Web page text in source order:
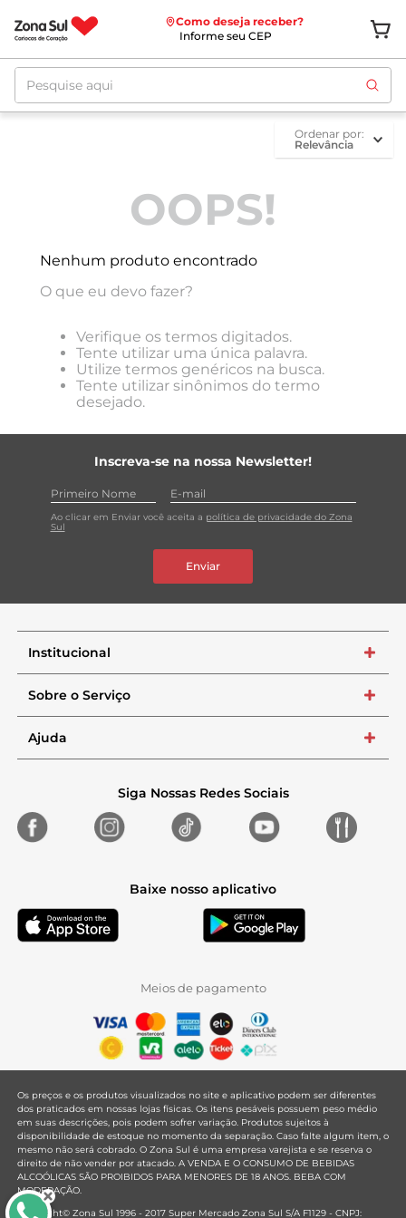
Como deseja receber?
Informe seu CEP
Pesquise aqui
ordenar por
Relevância
OOPS!
Nenhum produto encontrado
O que eu devo fazer?
Verifique os termos digitados.
Tente utilizar uma única palavra.
Utilize termos genéricos na busca.
Tente utilizar sinônimos do termo
desejado.
Inscreva-se na nossa Newsletter!
Ao clicar em Enviar você aceita a política de privacidade do Zona
Sul
Enviar
Institucional +
Sobre o Serviço +
Ajuda +
Siga Nossas Redes Sociais
Baixe nosso aplicativo
Meios de pagamento
Os preços e os produtos visualizados no site e aplicativo podem ser diferentes
dos praticados em nossas lojas físicas. Os itens pesáveis possuem peso médio
em suas descrições, pois podem sofrer variação. Produtos sujeitos à
disponibilidade de estoque no momento da separação. Caso falte algum item, o
mesmo não será cobrado. O Zona Sul é uma empresa varejista e se reserva o
direito de não vender por atacado. A VENDA E O CONSUMO DE BEBIDAS
ALCOÓLICAS SÃO PROIBIDOS PARA MENORES DE 18 ANOS. BEBA COM
MODERAÇÃO.
Copyright© Zona Sul 1996 - 2017 Super Mercado Zona Sul S/A F1129 - CNPJ: